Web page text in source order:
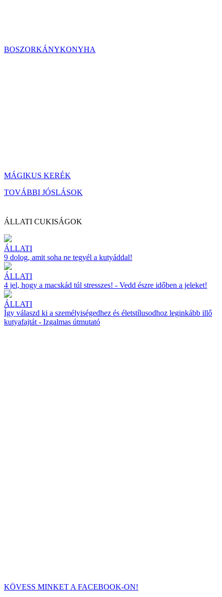
BOSZORKÁNYKONYHA
MÁGIKUS KERÉK
TOVÁBBI JÓSLÁSOK
ÁLLATI CUKISÁGOK
ÁLLATI
9 dolog, amit soha ne tegyél a kutyáddal!
ÁLLATI
4 jel, hogy a macskád túl stresszes! - Vedd észre időben a jeleket!
ÁLLATI
Így válaszd ki a személyiségedhez és életstílusodhoz leginkább illő
kutyafajtát - Izgalmas útmutató
KÖVESS MINKET A FACEBOOK-ON!